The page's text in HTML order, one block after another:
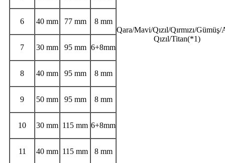
Qara/Mavi/Qızıl/Qırmızı/Gümüş/
Qızıl/Titan(*1)
6 40 mm 77 mm 8 mm
7 30 mm 95 mm 6+8mm
8 40 mm 95 mm 8 mm
9 50 mm 95 mm 8 mm
10 30 mm 115 mm 6+8mm
11 40 mm 115 mm 8 mm